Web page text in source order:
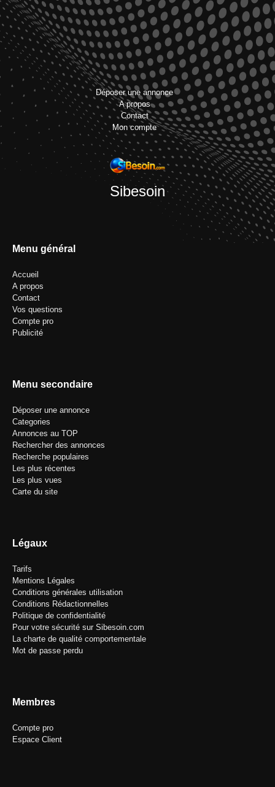
Déposer une annonce
A propos
Contact
Mon compte
Sibesoin
Menu général
Accueil
A propos
Contact
Vos questions
Compte pro
Publicité
Menu secondaire
Déposer une annonce
Categories
Annonces au TOP
Rechercher des annonces
Recherche populaires
Les plus récentes
Les plus vues
Carte du site
Légaux
Tarifs
Mentions Légales
Conditions générales utilisation
Conditions Rédactionnelles
Politique de confidentialité
Pour votre sécurité sur Sibesoin.com
La charte de qualité comportementale
Mot de passe perdu
Membres
Compte pro
Espace Client